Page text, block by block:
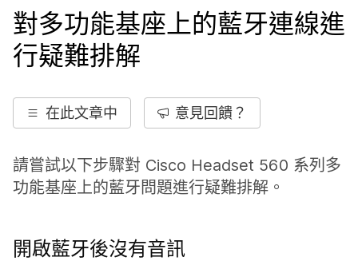
對多功能基座上的藍牙連線進
行疑難排解
在此文章中 意見回饋？
請嘗試以下步驟對 Cisco Headset 560 系列多
功能基座上的藍牙問題進行疑難排解。
開啟藍牙後沒有音訊